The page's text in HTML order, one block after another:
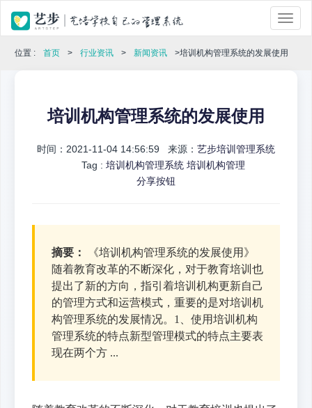
位置 : 首页 > 行业资讯 > 新闻资讯 >培训机构管理系统的发展使用
培训机构管理系统的发展使用
时间：2021-11-04 14:56:59 来源： 艺步培训管理系统
Tag : 培训机构管理系统 培训机构管理
分享按钮
摘要：
《培训机构管理系统的发展使用》
随着教育改革的不断深化，对于教育培训也
提出了新的方向，指引着培训机构更新自己
的管理方式和运营模式，重要的是对培训机
构管理系统的发展情况。1、使用培训机构
管理系统的特点新型管理模式的特点主要表
现在两个方 ...